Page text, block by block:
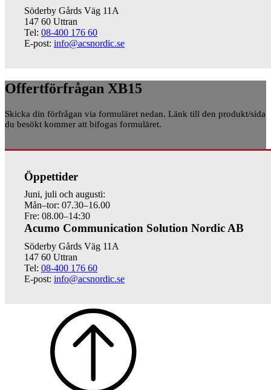
Söderby Gårds Väg 11A
147 60 Uttran
Tel: 08-400 176 60
E-post: info@acsnordic.se
Offertförfrågan XB15
Skicka din förfrågan via formuläret nedan. Länk till den produkt/sida
du besökt kommer att bifogas formuläret.
Öppettider
Juni, juli och augusti:
Mån–tor: 07.30–16.00
Fre: 08.00–14:30
Acumo Communication Solution Nordic AB
Söderby Gårds Väg 11A
147 60 Uttran
Tel: 08-400 176 60
E-post: info@acsnordic.se